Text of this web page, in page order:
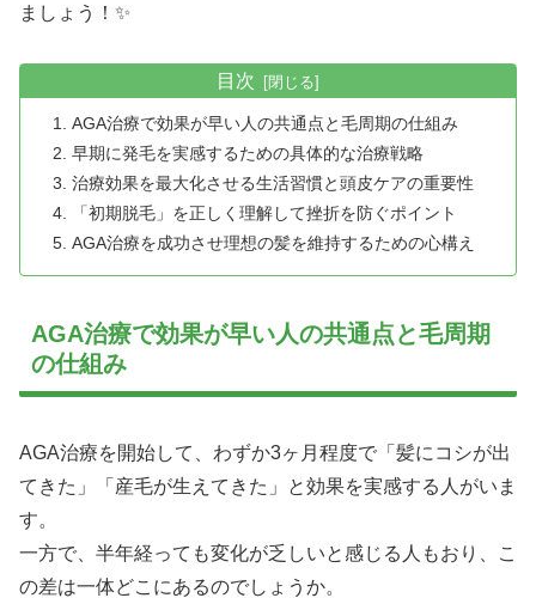
ましょう！✨
目次
AGA治療で効果が早い人の共通点と毛周期の仕組み
早期に発毛を実感するための具体的な治療戦略
治療効果を最大化させる生活習慣と頭皮ケアの重要性
「初期脱毛」を正しく理解して挫折を防ぐポイント
AGA治療を成功させ理想の髪を維持するための心構え
AGA治療で効果が早い人の共通点と毛周期
の仕組み
AGA治療を開始して、わずか3ヶ月程度で「髪にコシが出
てきた」「産毛が生えてきた」と効果を実感する人がいま
す。
一方で、半年経っても変化が乏しいと感じる人もおり、こ
の差は一体どこにあるのでしょうか。